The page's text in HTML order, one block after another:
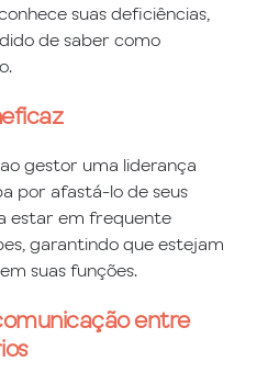
suas deficiências,
de saber como
gestor uma liderança
por afastá-lo de seus
estar em frequente
garantindo que estejam
suas funções.
entre